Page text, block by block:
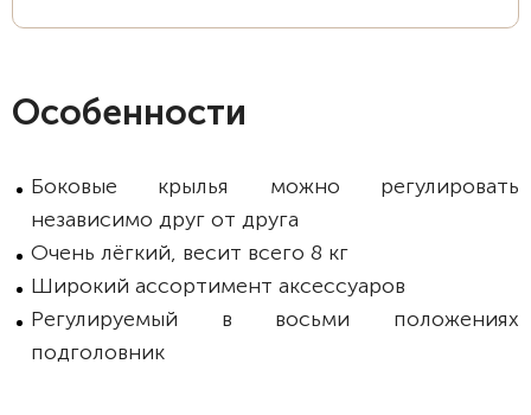
Особенности
Боковые крылья можно регулировать
независимо друг от друга
Очень лёгкий, весит всего 8 кг
Широкий ассортимент аксессуаров
Регулируемый в восьми положениях
подголовник